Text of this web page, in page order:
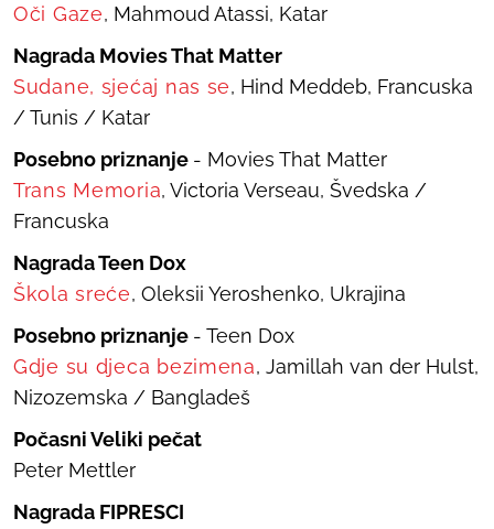
Oči Gaze, Mahmoud Atassi, Katar
Nagrada Movies That Matter
Sudane, sjećaj nas se, Hind Meddeb, Francuska
/ Tunis / Katar
Posebno priznanje - Movies That Matter
Trans Memoria, Victoria Verseau, Švedska /
Francuska
Nagrada Teen Dox
Škola sreće, Oleksii Yeroshenko, Ukrajina
Posebno priznanje - Teen Dox
Gdje su djeca bezimena, Jamillah van der Hulst,
Nizozemska / Bangladeš
Počasni Veliki pečat
Peter Mettler
Nagrada FIPRESCI